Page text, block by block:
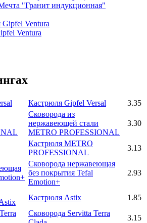
"Гранит индукционная"
Ventura
Кастрюля Gipfel Versal
3.35
Сковорода из
нержавеющей стали
METRO PROFESSIONAL
3.30
Кастрюля METRO
PROFESSIONAL
3.13
Сковорода нержавеющая
без покрытия Tefal
Emotion+
2.93
Кастрюля Astix
1.85
Сковорода Servitta Terra
3.15